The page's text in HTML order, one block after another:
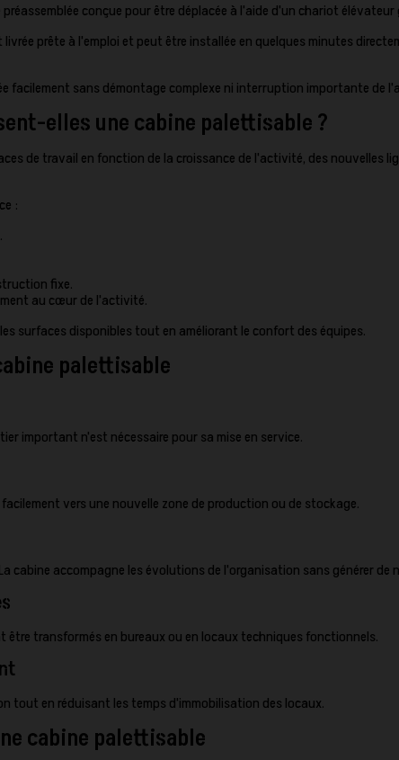
conçue pour être déplacée à l'aide d'un chariot élévateur
prête à l'emploi et peut être installée en quelques minutes
facilement sans démontage complexe ni interruption importante de
elles une cabine palettisable ?
de travail en fonction de la croissance de l'activité, des nouvelles
:
fixe.
au cœur de l'activité.
surfaces disponibles tout en améliorant le confort des équipes.
palettisable
important n'est nécessaire pour sa mise en service.
vers une nouvelle zone de production ou de stockage.
cabine accompagne les évolutions de l'organisation sans générer de
transformés en bureaux ou en locaux techniques fonctionnels.
tout en réduisant les temps d'immobilisation des locaux.
cabine palettisable